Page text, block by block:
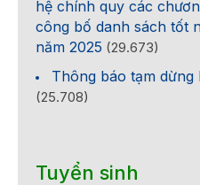
hệ chính quy các
công bố danh sách tốt
năm 2025 (29.673)
Thông báo tạm
(25.708)
Tuyển sinh